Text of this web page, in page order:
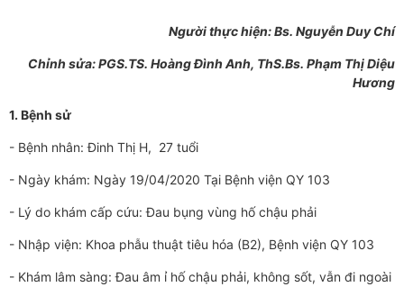
Người thực hiện: Bs. Nguyễn Duy Chí
Chỉnh sửa: PGS.TS. Hoàng Đình Anh, ThS.Bs. Phạm Thị Diệu
Hương
1. Bệnh sử
- Bệnh nhân: Đinh Thị H, 27 tuổi
- Ngày khám: Ngày 19/04/2020 Tại Bệnh viện QY 103
- Lý do khám cấp cứu: Đau bụng vùng hố chậu phải
- Nhập viện: Khoa phẫu thuật tiêu hóa (B2), Bệnh viện QY 103
- Khám lâm sàng: Đau âm ỉ hố chậu phải, không sốt, vẫn đi ngoài